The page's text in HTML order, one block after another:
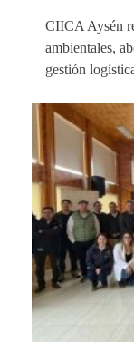
CIICA Aysén
ambientales,
gestión